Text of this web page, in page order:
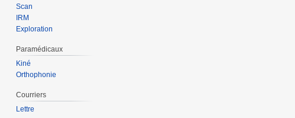
Scan
IRM
Exploration
Paramédicaux
Kiné
Orthophonie
Courriers
Lettre